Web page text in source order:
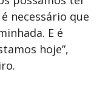
necessário que
E é
hoje”,